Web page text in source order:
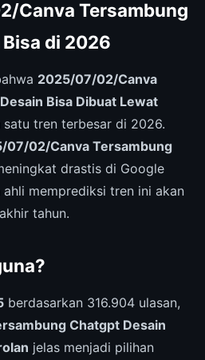
Canva Tersambung
di 2026
2025/07/02/Canva
Bisa Dibuat Lewat
satu tren terbesar di 2026.
07/02/Canva Tersambung
drastis di Google
ahli memprediksi tren ini akan
tahun.
berdasarkan 316.904 ulasan,
Chatgpt Desain
jelas menjadi pilihan